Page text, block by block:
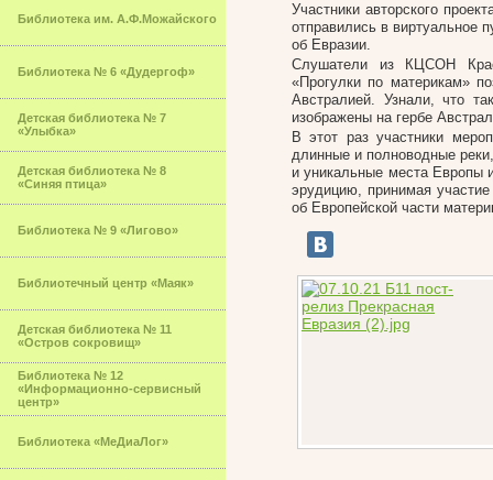
Библиотека им. А.Ф.Можайского
Библиотека № 6 «Дудергоф»
Детская библиотека № 7
«Улыбка»
Детская библиотека № 8
«Синяя птица»
Библиотека № 9 «Лигово»
Библиотечный центр «Маяк»
Детская библиотека № 11
«Остров сокровищ»
Библиотека № 12
«Информационно-сервисный
центр»
Библиотека «МеДиаЛог»
Участники авторского
отправились в виртуальное
об Евразии.
Слушатели из КЦСОН
«Прогулки по материкам»
Австралией. Узнали, что
изображены на гербе
В этот раз участники
длинные и полноводные
и уникальные места Европы
эрудицию, принимая
об Европейской части